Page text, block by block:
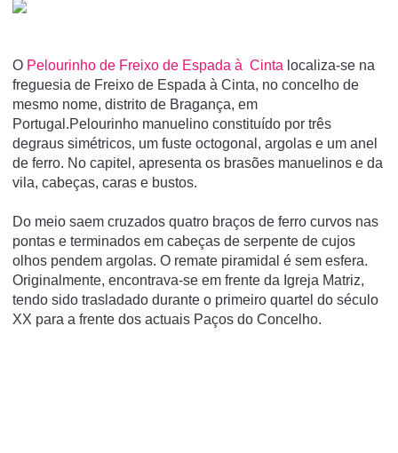
O Pelourinho de Freixo de Espada à Cinta localiza-se na
freguesia de Freixo de Espada à Cinta, no concelho de
mesmo nome, distrito de Bragança, em
Portugal.Pelourinho manuelino constituído por três
degraus simétricos, um fuste octogonal, argolas e um anel
de ferro. No capitel, apresenta os brasões manuelinos e da
vila, cabeças, caras e bustos.
Do meio saem cruzados quatro braços de ferro curvos nas
pontas e terminados em cabeças de serpente de cujos
olhos pendem argolas. O remate piramidal é sem esfera.
Originalmente, encontrava-se em frente da Igreja Matriz,
tendo sido trasladado durante o primeiro quartel do século
XX para a frente dos actuais Paços do Concelho.